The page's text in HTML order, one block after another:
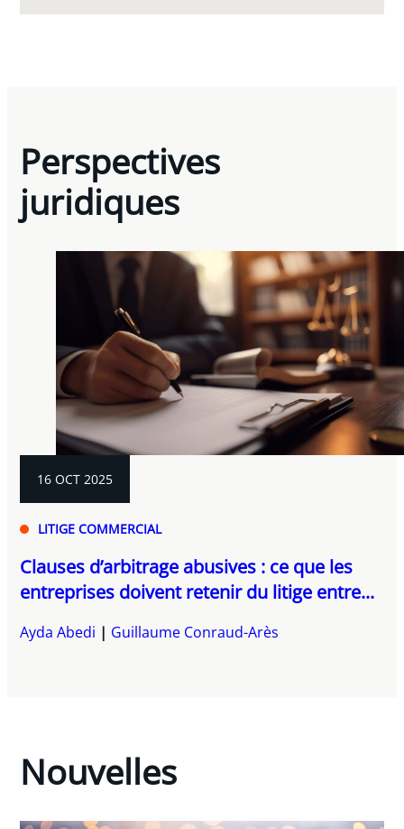
Perspectives
juridiques
16 OCT 2025
LITIGE COMMERCIAL
Clauses d’arbitrage abusives : ce que les
entreprises doivent retenir du litige entre...
Ayda Abedi Guillaume Conraud-Arès
Nouvelles